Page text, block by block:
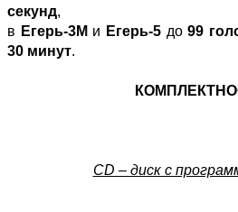
секунд,
в Егерь-3М и Егерь-5до99
30 минут.
CD – диск с